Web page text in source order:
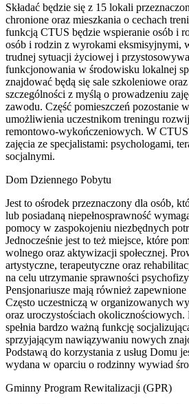
Składać będzie się z 15 lokali
chronione oraz mieszkania o cechach
funkcją CTUS będzie wspieranie osób i
osób i rodzin z wyrokami eksmisyjnymi,
trudnej sytuacji życiowej i
funkcjonowania w środowisku lokalnej
znajdować będą się sale szkoleniowe
szczególności z myślą o prowadzeniu
zawodu. Część pomieszczeń pozostanie
umożliwienia uczestnikom treningu
remontowo-wykończeniowych. W CTUS
zajęcia ze specjalistami: psychologami,
socjalnymi.
Dom Dziennego Pobytu
Jest to ośrodek przeznaczony dla osób,
lub posiadaną niepełnosprawność
pomocy w zaspokojeniu niezbędnych
Jednocześnie jest to też miejsce, które
wolnego oraz aktywizacji społecznej.
artystyczne, terapeutyczne oraz
na celu utrzymanie sprawności
Pensjonariusze mają również
Często uczestniczą w organizowanych
oraz uroczystościach
spełnia bardzo ważną funkcję
sprzyjającym nawiązywaniu nowych
Podstawą do korzystania z usług Domu
wydana w oparciu o rodzinny wywiad
Gminny Program Rewitalizacji (GPR)